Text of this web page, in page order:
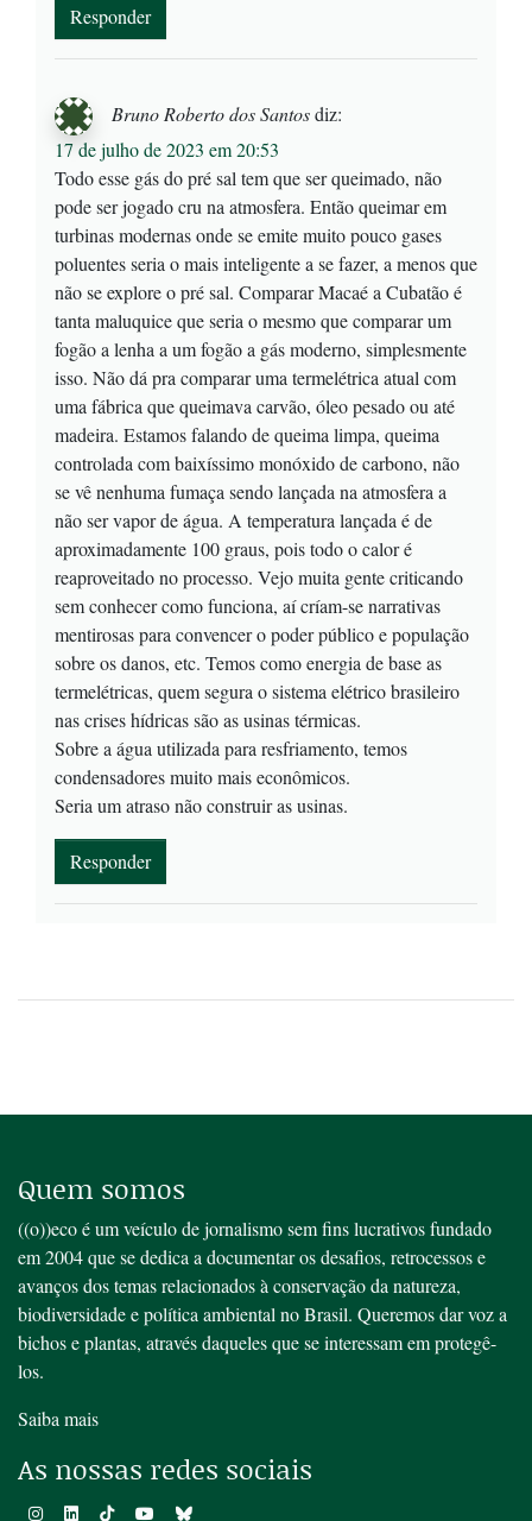
Responder
Bruno Roberto dos Santosdiz:
17 de julho de 2023 em 20:53
Todo esse gás do pré sal tem que ser queimado, não
pode ser jogado cru na atmosfera. Então queimar em
turbinas modernas onde se emite muito pouco gases
poluentes seria o mais inteligente a se fazer, a menos que
não se explore o pré sal. Comparar Macaé a Cubatão é
tanta maluquice que seria o mesmo que comparar um
fogão a lenha a um fogão a gás moderno, simplesmente
isso. Não dá pra comparar uma termelétrica atual com
uma fábrica que queimava carvão, óleo pesado ou até
madeira. Estamos falando de queima limpa, queima
controlada com baixíssimo monóxido de carbono, não
se vê nenhuma fumaça sendo lançada na atmosfera a
não ser vapor de água. A temperatura lançada é de
aproximadamente 100 graus, pois todo o calor é
reaproveitado no processo. Vejo muita gente criticando
sem conhecer como funciona, aí críam-se narrativas
mentirosas para convencer o poder público e população
sobre os danos, etc. Temos como energia de base as
termelétricas, quem segura o sistema elétrico brasileiro
nas crises hídricas são as usinas térmicas.
Sobre a água utilizada para resfriamento, temos
condensadores muito mais econômicos.
Seria um atraso não construir as usinas.
Responder
Quem somos
((o))eco é um veículo de jornalismo sem fins lucrativos fundado
em 2004 que se dedica a documentar os desafios, retrocessos e
avanços dos temas relacionados à conservação da natureza,
biodiversidade e política ambiental no Brasil. Queremos dar voz a
bichos e plantas, através daqueles que se interessam em protegê-
los.
Saiba mais
As nossas redes sociais